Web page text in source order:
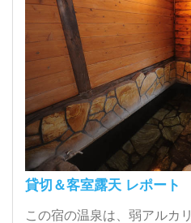
貸切＆客室露天 レポート
この宿の温泉は、弱アルカ